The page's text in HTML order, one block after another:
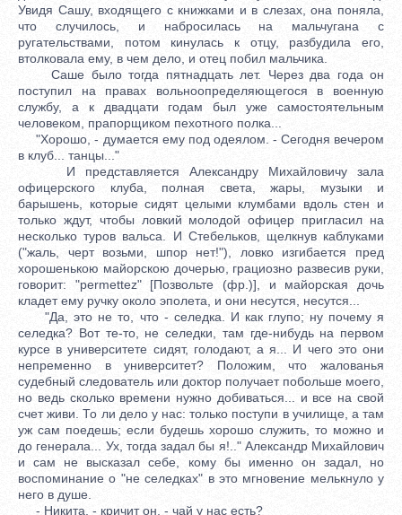
Увидя Сашу, входящего с книжками и в слезах, она поняла,
что случилось, и набросилась на мальчугана с
ругательствами, потом кинулась к отцу, разбудила его,
втолковала ему, в чем дело, и отец побил мальчика.
Саше было тогда пятнадцать лет. Через два года он
поступил на правах вольноопределяющегося в военную
службу, а к двадцати годам был уже самостоятельным
человеком, прапорщиком пехотного полка...
"Хорошо, - думается ему под одеялом. - Сегодня вечером
в клуб... танцы..."
И представляется Александру Михайловичу зала
офицерского клуба, полная света, жары, музыки и
барышень, которые сидят целыми клумбами вдоль стен и
только ждут, чтобы ловкий молодой офицер пригласил на
несколько туров вальса. И Стебельков, щелкнув каблуками
("жаль, черт возьми, шпор нет!"), ловко изгибается пред
хорошенькою майорскою дочерью, грациозно развесив руки,
говорит: "permettez" [Позвольте (фр.)], и майорская дочь
кладет ему ручку около эполета, и они несутся, несутся...
"Да, это не то, что - селедка. И как глупо; ну почему я
селедка? Вот те-то, не селедки, там где-нибудь на первом
курсе в университете сидят, голодают, а я... И чего это они
непременно в университет? Положим, что жалованья
судебный следователь или доктор получает побольше моего,
но ведь сколько времени нужно добиваться... и все на свой
счет живи. То ли дело у нас: только поступи в училище, а там
уж сам поедешь; если будешь хорошо служить, то можно и
до генерала... Ух, тогда задал бы я!.." Александр Михайлович
и сам не высказал себе, кому бы именно он задал, но
воспоминание о "не селедках" в это мгновение мелькнуло у
него в душе.
- Никита, - кричит он, - чай у нас есть?